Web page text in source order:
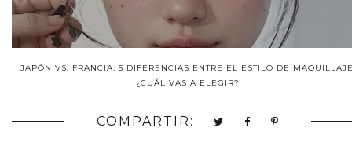
JAPÓN VS. FRANCIA: 5 DIFERENCIAS ENTRE EL ESTILO DE
¿CUÁL VAS A ELEGIR?
COMPARTIR: